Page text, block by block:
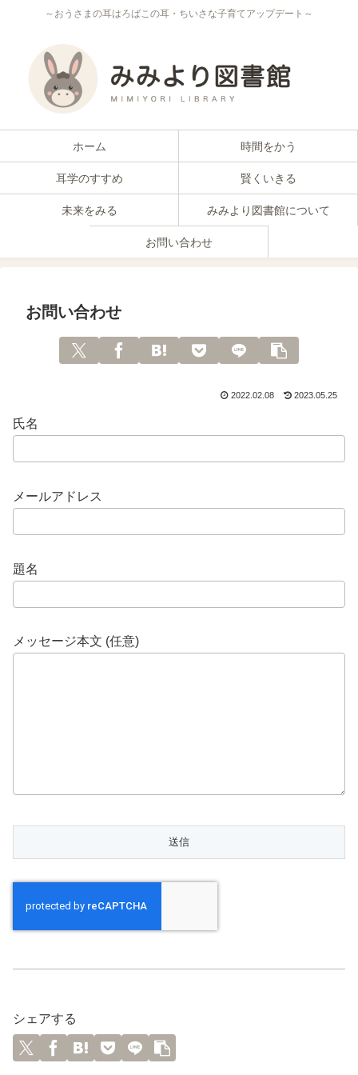
～おうさまの耳はろばこの耳・ちいさな子育てアップデート～
ホーム 時間をかう
耳学のすすめ 賢くいきる
未来をみる みみより図書館について
お問い合わせ
お問い合わせ
2022.02.08 2023.05.25
氏名
メールアドレス
題名
メッセージ本文 (任意)
シェアする